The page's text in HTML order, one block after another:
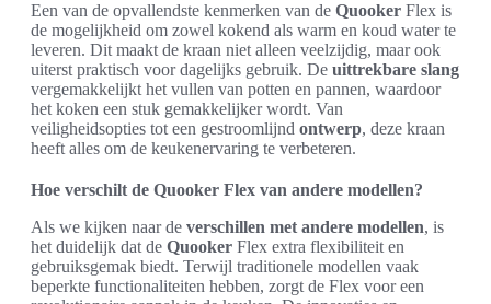
Een van de opvallendste kenmerken van de Quooker Flex is
de mogelijkheid om zowel kokend als warm en koud water te
leveren. Dit maakt de kraan niet alleen veelzijdig, maar ook
uiterst praktisch voor dagelijks gebruik. De uittrekbare slang
vergemakkelijkt het vullen van potten en pannen, waardoor
het koken een stuk gemakkelijker wordt. Van
veiligheidsopties tot een gestroomlijnd ontwerp, deze kraan
heeft alles om de keukenervaring te verbeteren.
Hoe verschilt de Quooker Flex van andere modellen?
Als we kijken naar de verschillen met andere modellen, is
het duidelijk dat de Quooker Flex extra flexibiliteit en
gebruiksgemak biedt. Terwijl traditionele modellen vaak
beperkte functionaliteiten hebben, zorgt de Flex voor een